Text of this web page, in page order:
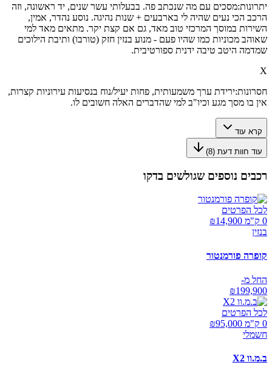
יתרונות:מסכים עם מה שנכתב פה. בבעלותי עשר שנים, יד ראשונה, וזה
הרכב הכי נעים שהיה לי בארבעים + שנות נהיגה. נוסע נהדר, אמין,
השירות במוסך המרכזי טוב מאד, גם אם קצת יקר. מתאים מאד למי
שאוהב מכוניות כמו שהיו פעם - מנוע בנזין חזק (טורבו) ותיבת הילוכים
שמדמה היטב טיבה ידנית ספורטיבית.
X
חסרונות:ירידת ערך משמעותית, פחות יעיל/נוח בנסיעות עירוניות קצרות,
אין בו מסך מגע וכיו"ב למי שהדברים האלה חשובים לו.
קרא עוד
עוד חוות דעת (8
)
רכבים נוספים שגולשים בדקו
לכל הפרטים
0 ק"מ ₪
14,900
בנזין
קופרה פורמנטור
החל מ-
₪199,900
לכל הפרטים
0 ק"מ ₪
95,000
חשמלי
ב.מ.וו X2